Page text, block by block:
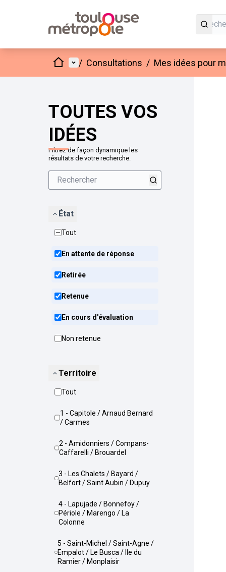
AccueilMenu principal
/ Consultations / Mes idées pour
TOUTES VOS
IDÉES
Filtrez de façon dynamique les
résultats de votre recherche.
État
Tout
En attente de réponse
Retirée
Retenue
En cours d'évaluation
Non retenue
Territoire
Tout
1 - Capitole / Arnaud Bernard
/ Carmes
2 - Amidonniers / Compans-
Caffarelli / Brouardel
3 - Les Chalets / Bayard /
Belfort / Saint Aubin / Dupuy
4 - Lapujade / Bonnefoy /
Périole / Marengo / La
Colonne
5 - Saint-Michel / Saint-Agne /
Empalot / Le Busca / Ile du
Ramier / Monplaisir